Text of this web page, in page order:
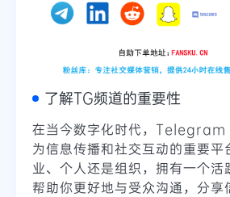
了解TG频道的重要性
在当今数字化时代，Telegram
为信息传播和社交互动的重要平
业、个人还是组织，拥有一个活
帮助你更好地与受众沟通，分享